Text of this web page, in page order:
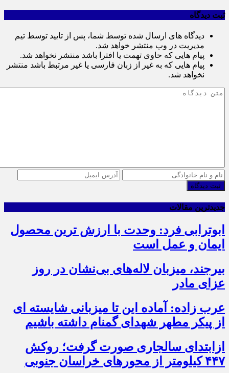
ثبت دیدگاه
دیدگاه های ارسال شده توسط شما، پس از تایید توسط تیم
مدیریت در وب منتشر خواهد شد.
پیام هایی که حاوی تهمت یا افترا باشد منتشر نخواهد شد.
پیام هایی که به غیر از زبان فارسی یا غیر مرتبط باشد منتشر
نخواهد شد.
ثبت دیدگاه
جدیدترین مقالات
ابوترابی فرد: وحدت با ارزش ترین محصول
ایمان و عمل است
بیرجند، میزبان لاله‌های بی‌نشان در روز
عزای مادر
عرب زاده: آماده این تا میزبانی شایسته ای
از پیکر مطهر شهدای گمنام داشته باشیم
ازابتدای سالجاری صورت گرفت؛ روکش
۴۴۷ کیلومتر از محورهای خراسان جنوبی